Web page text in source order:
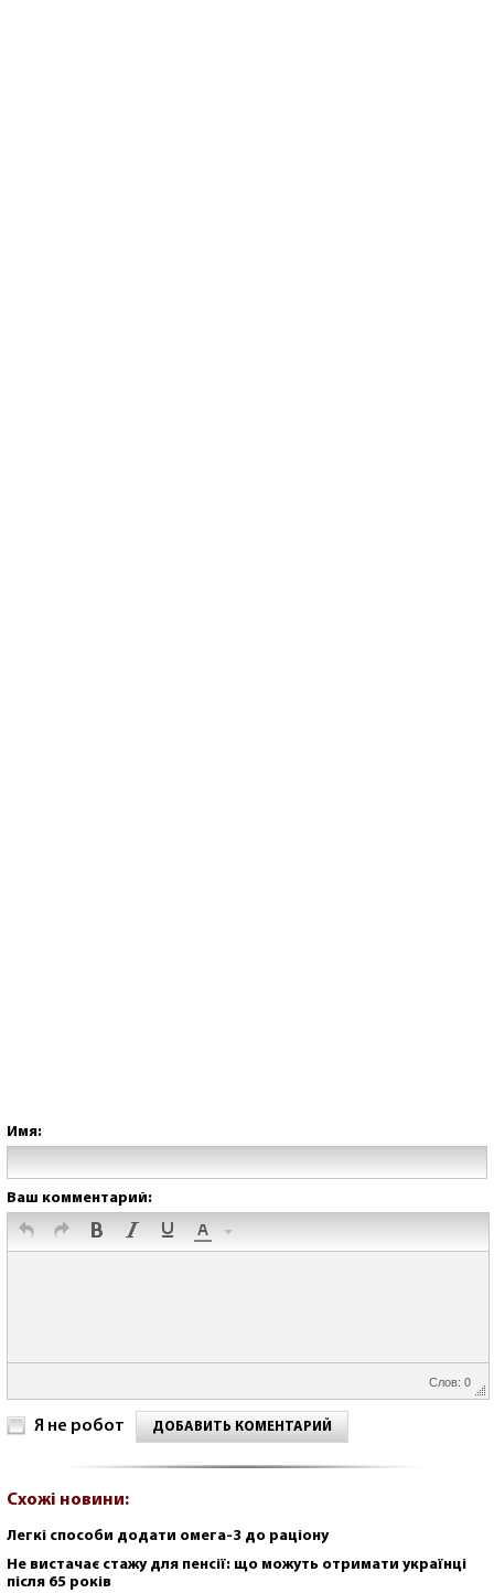
Имя:
Ваш комментарий:
Слов: 0
Я не робот ДОБАВИТЬ КОМЕНТАРИЙ
Схожі новини:
Легкі способи додати омега-3 до раціону
Не вистачає стажу для пенсії: що можуть отримати українці
після 65 років